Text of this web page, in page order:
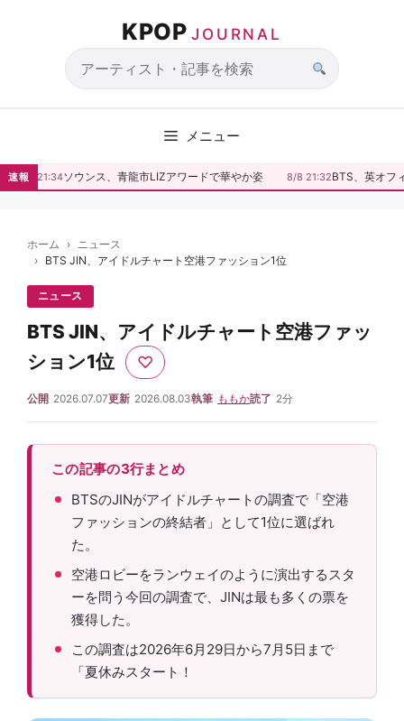
キ
ッ
KPOP JOURNAL
サ
検
索
メニュー
速報
8/8 21:34ソウンス、青龍市LIZアワードで華やか姿 8/8 21:32BTS、英オフ
ホーム
ニュース
BTS JIN、アイドルチャート空港ファッション1位
ニュース
BTS JIN、アイドルチャート空港ファッ
ション1位
♡
公開 2026.07.07更新 2026.08.03執筆 ももか読了 2分
この記事の3行まとめ
BTSのJINがアイドルチャートの調査で「空港
ファッションの終結者」として1位に選ばれ
た。
空港ロビーをランウェイのように演出するスタ
ーを問う今回の調査で、JINは最も多くの票を
獲得した。
この調査は2026年6月29日から7月5日まで
「夏休みスタート！